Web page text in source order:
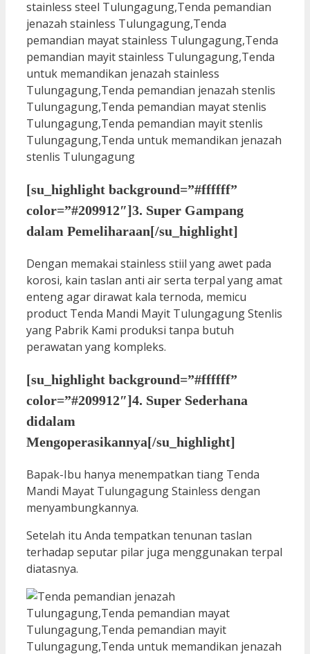
[su_highlight background=”#ffffff”
color=”#209912″]3. Super Gampang
dalam Pemeliharaan[/su_highlight]
Dengan memakai stainless stiil yang awet pada
korosi, kain taslan anti air serta terpal yang amat
enteng agar dirawat kala ternoda, memicu
product Tenda Mandi Mayit Tulungagung Stenlis
yang Pabrik Kami produksi tanpa butuh
perawatan yang kompleks.
[su_highlight background=”#ffffff”
color=”#209912″]4. Super Sederhana
didalam
Mengoperasikannya[/su_highlight]
Bapak-Ibu hanya menempatkan tiang Tenda
Mandi Mayat Tulungagung Stainless dengan
menyambungkannya.
Setelah itu Anda tempatkan tenunan taslan
terhadap seputar pilar juga menggunakan terpal
diatasnya.